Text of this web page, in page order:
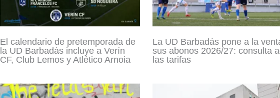
El calendario de pretemporada de
la UD Barbadás incluye a Verín
CF, Club Lemos y Atlético Arnoia
La UD Barbadás pone a la
sus abonos 2026/27: consulta
las tarifas